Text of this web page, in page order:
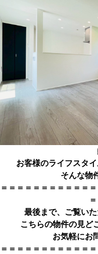
お客様のライフスタ
そんな物
＝＝＝＝＝＝＝＝＝＝＝
最後まで、ご覧い
こちらの物件の見ど
お気軽にお
＝＝＝＝＝＝＝＝＝＝＝